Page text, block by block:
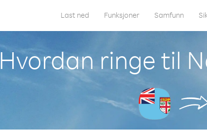
Last ned Funksjoner Samfunn
Hvordan ringe til